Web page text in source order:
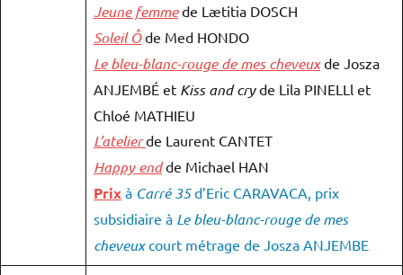
Jeune femme de Lætitia DOSCH
Soleil Ô de Med HONDO
Le bleu-blanc-rouge de mes cheveux de Josza
ANJEMBÉ et Kiss and cryde Lila PINELLl et
Chloé MATHIEU
L’atelierde Laurent CANTET
Happy end de Michael HAN
Prix à Carré 35d’Eric CARAVACA, prix
subsidiaire à Le bleu-blanc-rouge de mes
cheveuxcourt métrage de Josza ANJEMBE